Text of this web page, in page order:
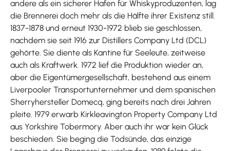
andere als ein sicherer Hafen für Whiskyproduzenten, lag
die Brennerei doch mehr als die Hälfte ihrer Existenz still.
1837-1878 und erneut 1930-1972 blieb sie geschlossen,
nachdem sie seit 1916 zur Distillers Company Ltd (DCL)
gehörte. Sie diente als Kantine für Seeleute, zeitweise
auch als Kraftwerk. 1972 lief die Produktion wieder an,
aber die Eigentümergesellschaft, bestehend aus einem
Liverpooler Transportunternehmer und dem spanischen
Sherryhersteller Domecq, ging bereits nach drei Jahren
pleite. 1979 erwarb Kirkleavington Property Company Ltd
aus Yorkshire Tobermory. Aber auch ihr war kein Glück
beschieden. Sie beging die Todsünde, das einzige